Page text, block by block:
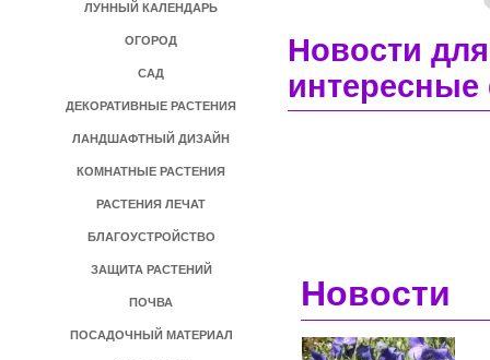
ЛУННЫЙ КАЛЕНДАРЬ
ОГОРОД
САД
ДЕКОРАТИВНЫЕ РАСТЕНИЯ
ЛАНДШАФТНЫЙ ДИЗАЙН
КОМНАТНЫЕ РАСТЕНИЯ
РАСТЕНИЯ ЛЕЧАТ
БЛАГОУСТРОЙСТВО
ЗАЩИТА РАСТЕНИЙ
ПОЧВА
ПОСАДОЧНЫЙ МАТЕРИАЛ
Новости
Новости